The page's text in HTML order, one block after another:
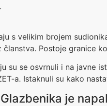
s velikim brojem
članstva. Postoje granice
su se osvrnuli i na javne
a. Istaknuli su kako
je